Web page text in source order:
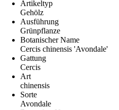
Artikeltyp
Gehölz
Ausführung
Grünpflanze
Botanischer Name
Cercis chinensis 'Avondale'
Gattung
Cercis
Art
chinensis
Sorte
Avondale